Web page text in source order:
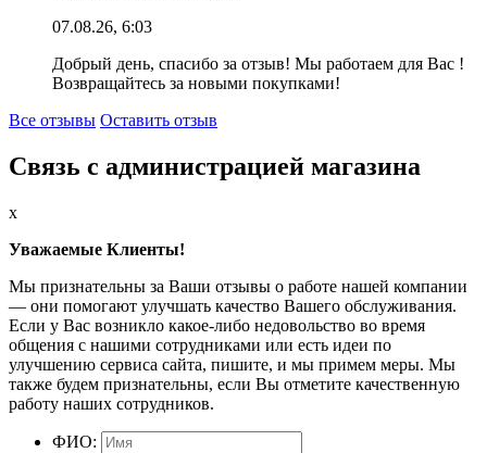
07.08.26, 6:03
Добрый день, спасибо за отзыв! Мы работаем для Вас !
Возвращайтесь за новыми покупками!
Все отзывы Оставить отзыв
Связь с администрацией магазина
x
Уважаемые Клиенты!
Мы признательны за Ваши отзывы о работе нашей компании
— они помогают улучшать качество Вашего обслуживания.
Если у Вас возникло какое-либо недовольство во время
общения с нашими сотрудниками или есть идеи по
улучшению сервиса сайта, пишите, и мы примем меры. Мы
также будем признательны, если Вы отметите качественную
работу наших сотрудников.
ФИО: